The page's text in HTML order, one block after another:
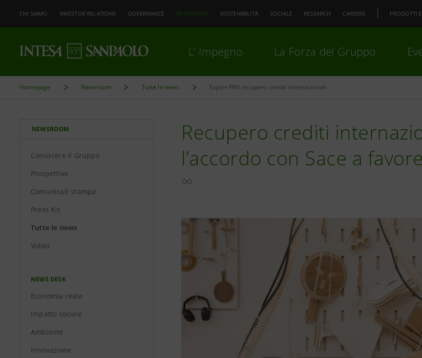
CHI SIAMO INVESTOR RELATIONS GOVERNANCE NEWSROOM SOSTENIBILITÀ SOCIALE RESEARCH CAREERS PRODOTTI
L’ Impegno La Forza del Gruppo
Homepage Newsroom Tutte le news Export PMI recupero crediti internazionali
NEWSROOM
Conoscere il Gruppo
Prospettive
Comunicati stampa
Press Kit
Tutte le news
Video
NEWS DESK
Economia reale
Impatto sociale
Ambiente
Innovazione
Recupero crediti
l’accordo con Sace a